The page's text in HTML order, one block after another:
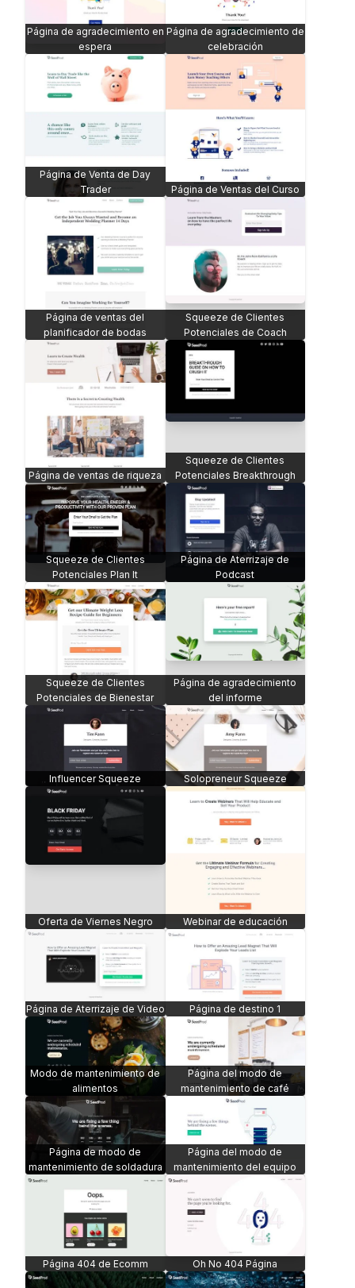
Página de agradecimiento en
espera
Página de agradecimiento de
celebración
Página de Venta de Day
Trader
Página de Ventas del Curso
Página de ventas del
planificador de bodas
Squeeze de Clientes
Potenciales de Coach
Página de ventas de riqueza
Squeeze de Clientes
Potenciales Breakthrough
Squeeze de Clientes
Potenciales Plan It
Página de Aterrizaje de
Podcast
Squeeze de Clientes
Potenciales de Bienestar
Página de agradecimiento
del informe
Influencer Squeeze Solopreneur Squeeze
Oferta de Viernes Negro Webinar de educación
Página de Aterrizaje de Video Página de destino 1
Modo de mantenimiento de
alimentos
Página del modo de
mantenimiento de café
Página de modo de
mantenimiento de soldadura
Página del modo de
mantenimiento del equipo
Página 404 de Ecomm Oh No 404 Página